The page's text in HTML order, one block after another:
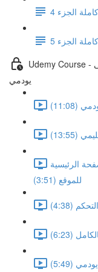
الجزء 4
الجزء 5
Udemy Course - صناعة المحتوى التعليمي وبيع الكورسات على
يودمي
(13:55)
الرئيسية
للموقع (3:51)
(4:38)
(6:23)
(5:49)